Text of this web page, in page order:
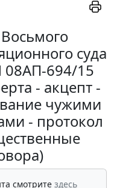
суда
08АП-694/15
- акцепт -
чужими
- протокол
смотрите здесь